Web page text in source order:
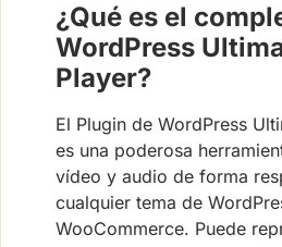
¿Qué es el
WordPress
Player?
El Plugin de WordPress
es una poderosa
vídeo y audio de forma
cualquier tema de
WooCommerce. Puede